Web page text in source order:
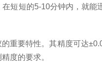
短的5-10分钟内，就能
要特性。其精度可达
度的要求。